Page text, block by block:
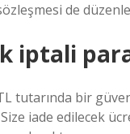
de
iptali
tutarında bir
iade edilecek